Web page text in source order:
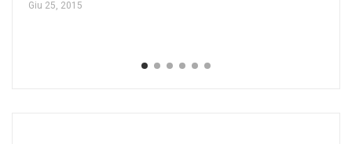
Giu 25, 2015